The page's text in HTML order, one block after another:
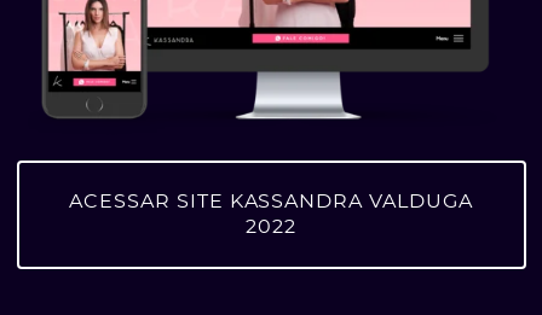
ACESSAR SITE KASSANDRA VALDUGA
2022